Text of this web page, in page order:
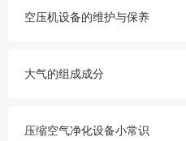
空压机设备的维护与保养
大气的组成成分
压缩空气净化设备小常识